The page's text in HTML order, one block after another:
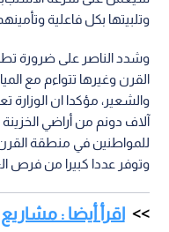
وتلبيتها بكل فاعلية
وشدد الناصر على ضرورة
القرن وغيرها تتواءم مع
آلاف دونم من أراضي الخزينة
للمواطنين في منطقة القرن
وتوفر عددا كبيرا من فرص
اقرأ أيضا :